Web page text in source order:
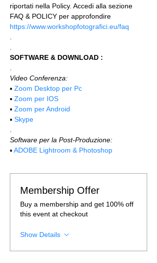
riportati nella Policy. Accedi alla sezione
FAQ & POLICY per approfondire
https://www.workshopfotografici.eu/faq
SOFTWARE & DOWNLOAD :
Video Conferenza:
▪️ Zoom Desktop per Pc
▪️ Zoom per IOS
▪️ Zoom per Android
▪️ Skype
Software per la Post-Produzione:
▪️ ADOBE Lightroom & Photoshop
Membership Offer
Buy a membership and get 100% off
this event at checkout
Show Details